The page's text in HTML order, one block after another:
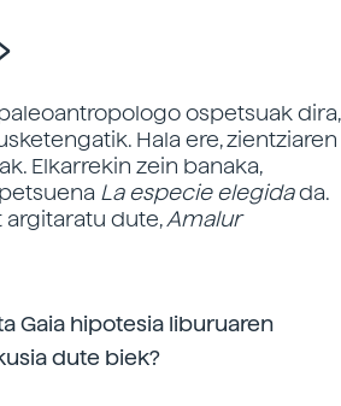
ospetsuak dira,
Hala ere, zientziaren
Elkarrekin zein banaka,
La especie elegidada.
dute,Amalur
Gaia hipotesia liburuaren
dute biek?